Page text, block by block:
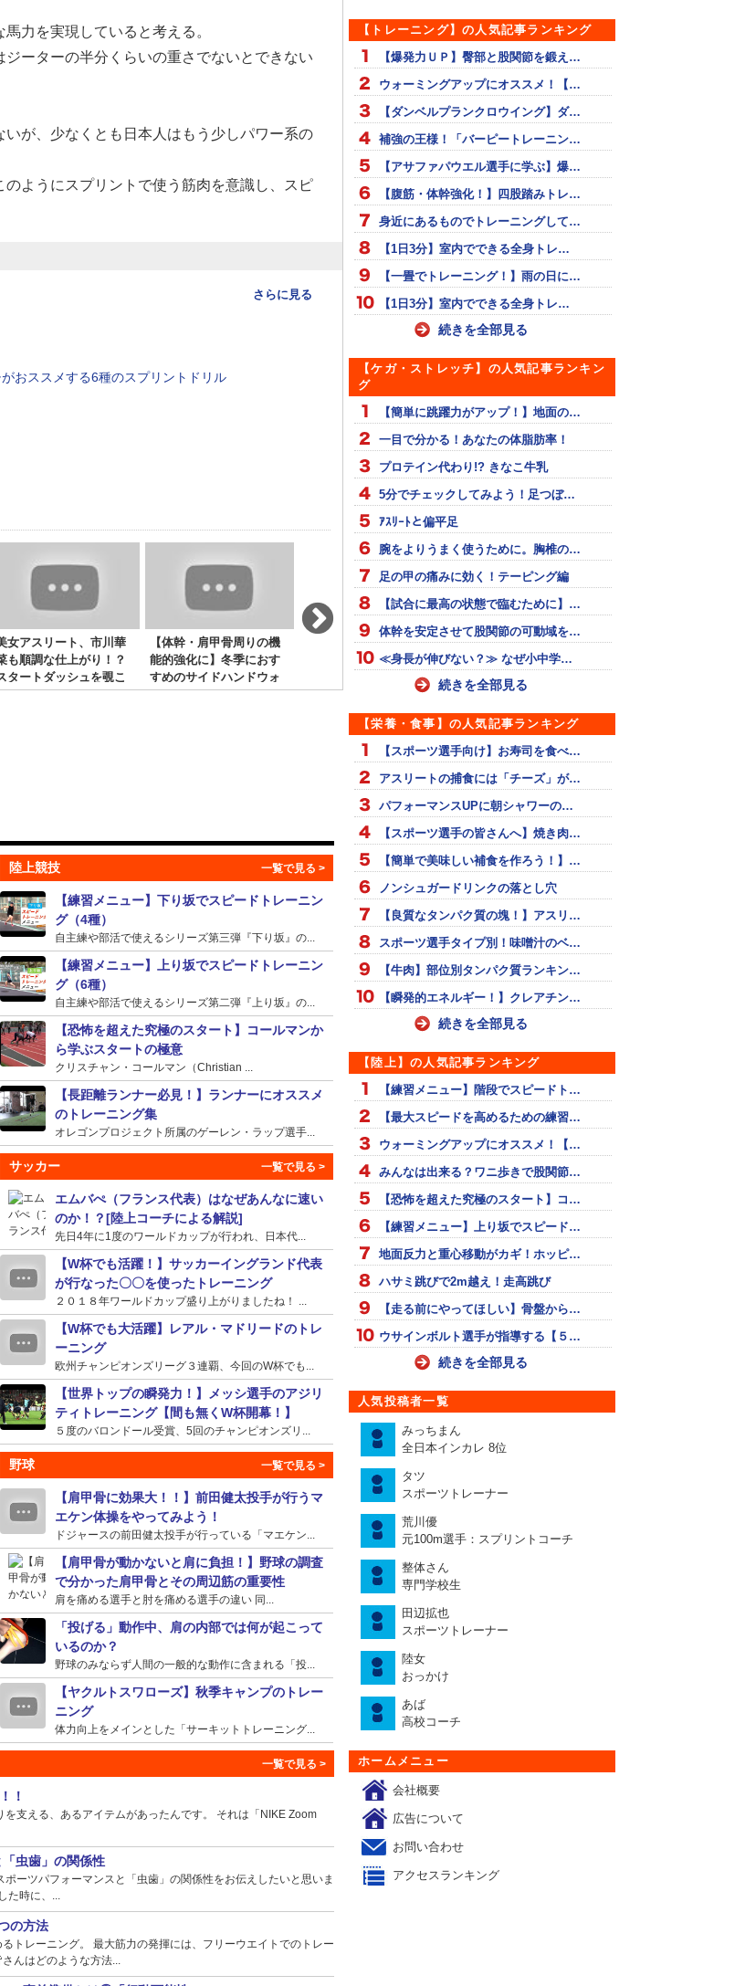
力を実現していると考える。
ーターの半分くらいの重さでないとできない
が、少なくとも日本人はもう少しパワー系の
ようにスプリントで使う筋肉を意識し、スピ
さらに見る
おススメする6種のスプリントドリル
女アスリート、市川華
も順調な仕上がり！？
タートダッシュを覗こ
！
【体幹・肩甲骨周りの機
能的強化に】冬季におす
すめのサイドハンドウォ
ーク
アリソンのトレーニング
メディシンボールで体幹
トレ
陸上競技
【練習メニュー】下り坂でスピードトレーニン
グ（4種）
自主練や部活で使えるシリーズ第三弾『下り坂』の...
【練習メニュー】上り坂でスピードトレーニン
グ（6種）
自主練や部活で使えるシリーズ第二弾『上り坂』の...
【恐怖を超えた究極のスタート】コールマンか
ら学ぶスタートの極意
クリスチャン・コールマン（Christian ...
【長距離ランナー必見！】ランナーにオススメ
のトレーニング集
オレゴンプロジェクト所属のゲーレン・ラップ選手...
サッカー
エムバぺ（フランス代表）はなぜあんなに速い
のか！？[陸上コーチによる解説]
先日4年に1度のワールドカップが行われ、日本代...
【W杯でも活躍！】サッカーイングランド代表
が行なった〇〇を使ったトレーニング
２０１８年ワールドカップ盛り上がりましたね！ ...
【W杯でも大活躍】レアル・マドリードのトレ
ーニング
欧州チャンピオンズリーグ３連覇、今回のW杯でも...
【世界トップの瞬発力！】メッシ選手のアジリ
ティトレーニング【間も無くW杯開幕！】
５度のバロンドール受賞、5回のチャンピオンズリ...
野球
【肩甲骨に効果大！！】前田健太投手が行うマ
エケン体操をやってみよう！
ドジャースの前田健太投手が行っている「マエケン...
【肩甲骨が動かないと肩に負担！】野球の調査
で分かった肩甲骨とその周辺筋の重要性
肩を痛める選手と肘を痛める選手の違い 同...
「投げる」動作中、肩の内部では何が起こって
いるのか？
野球のみならず人間の一般的な動作に含まれる「投...
【ヤクルトスワローズ】秋季キャンプのトレー
ニング
体力向上をメインとした「サーキットトレーニング...
！
支える、あるアイテムがあったんです。 それは「NIKE Zoom
虫歯」の関係性
ーツパフォーマンスと「虫歯」の関係性をお伝えしたいと思いま
時に、...
の方法
トレーニング。 最大筋力の発揮には、フリーウエイトでのトレー
んはどのような方法...
【トレーニング】の人気記事ランキング
【爆発力ＵＰ】臀部と股関節を鍛え…
ウォーミングアップにオススメ！【…
【ダンベルプランクロウイング】ダ…
補強の王様！「バーピートレーニン…
【アサファパウエル選手に学ぶ】爆…
【腹筋・体幹強化！】四股踏みトレ…
身近にあるものでトレーニングして…
【1日3分】室内でできる全身トレ…
【一畳でトレーニング！】雨の日に…
【1日3分】室内でできる全身トレ…
続きを全部見る
【ケガ・ストレッチ】の人気記事ランキン
グ
【簡単に跳躍力がアップ！】地面の…
一目で分かる！あなたの体脂肪率！
プロテイン代わり!? きなこ牛乳
5分でチェックしてみよう！足つぼ…
ｱｽﾘｰﾄと偏平足
腕をよりうまく使うために。胸椎の…
足の甲の痛みに効く！テーピング編
【試合に最高の状態で臨むために】…
体幹を安定させて股関節の可動域を…
≪身長が伸びない？≫ なぜ小中学…
続きを全部見る
【栄養・食事】の人気記事ランキング
【スポーツ選手向け】お寿司を食べ…
アスリートの捕食には「チーズ」が…
パフォーマンスUPに朝シャワーの…
【スポーツ選手の皆さんへ】焼き肉…
【簡単で美味しい補食を作ろう！】…
ノンシュガードリンクの落とし穴
【良質なタンパク質の塊！】アスリ…
スポーツ選手タイプ別！味噌汁のベ…
【牛肉】部位別タンパク質ランキン…
【瞬発的エネルギー！】クレアチン…
続きを全部見る
【陸上】の人気記事ランキング
【練習メニュー】階段でスピードト…
【最大スピードを高めるための練習…
ウォーミングアップにオススメ！【…
みんなは出来る？ワニ歩きで股関節…
【恐怖を超えた究極のスタート】コ…
【練習メニュー】上り坂でスピード…
地面反力と重心移動がカギ！ホッピ…
ハサミ跳びで2m越え！走高跳び
【走る前にやってほしい】骨盤から…
ウサインボルト選手が指導する【５…
続きを全部見る
人気投稿者一覧
みっちまん
全日本インカレ 8位
タツ
スポーツトレーナー
荒川優
元100m選手：スプリントコーチ
整体さん
専門学校生
田辺拡也
スポーツトレーナー
陸女
おっかけ
あば
高校コーチ
ホームメニュー
会社概要
広告について
お問い合わせ
アクセスランキング